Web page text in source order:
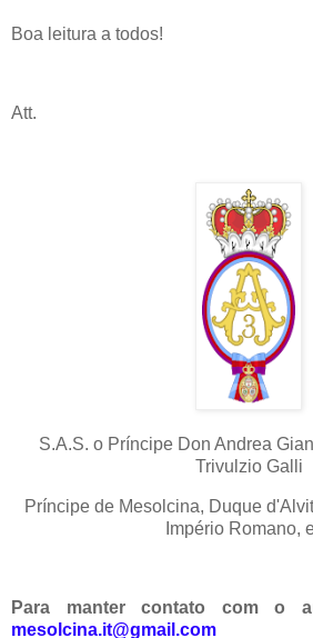
Boa leitura a todos!
Att.
S.A.S. o Príncipe Don Andrea
Trivulzio Galli
Príncipe de Mesolcina, Duque
Império Romano,
Para manter contato com o
mesolcina.it@gmail.com